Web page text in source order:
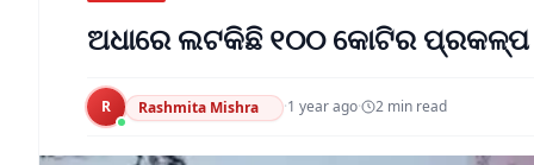
ଅଧାରେ ଲଟକିଛି ୧୦୦ କୋଟିର ପ୍ରକଳ୍ପ
R Rashmita Mishra ·1 year ago· 2 min read